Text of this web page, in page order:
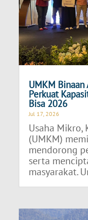
UMKM
Perkuat
Bisa 2026
Jul 17, 2026
Usaha Mikro,
(UMKM)
mendorong
serta
masyarakat.